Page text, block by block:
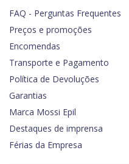
FAQ - Perguntas Frequentes
Preços e promoções
Encomendas
Transporte e Pagamento
Política de Devoluções
Garantias
Marca Mossi Epil
Destaques de imprensa
Férias da Empresa